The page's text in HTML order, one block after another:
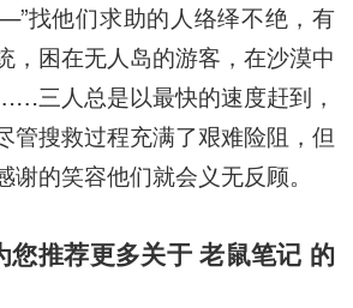
找他们求助的人络绎不绝，有
，困在无人岛的游客，在沙漠中
三人总是以最快的速度赶到，
管搜救过程充满了艰难险阻，但
谢的笑容他们就会义无反顾。
您推荐更多关于 老鼠笔记 的